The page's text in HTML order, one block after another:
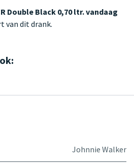
Double Black 0,70 ltr. vandaag
van dit drank.
Johnnie Walker